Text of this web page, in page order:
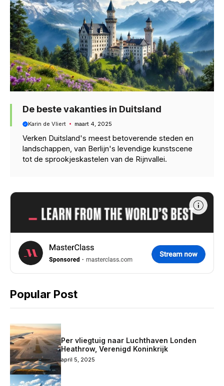
De beste vakanties in Duitsland
Karin de Vliert maart 4, 2025
Verken Duitsland's meest betoverende steden en
landschappen, van Berlijn's levendige kunstscene
tot de sprookjeskastelen van de Rijnvallei.
Popular Post
Per vliegtuig naar Luchthaven Londen
Heathrow, Verenigd Koninkrijk
april 5, 2025